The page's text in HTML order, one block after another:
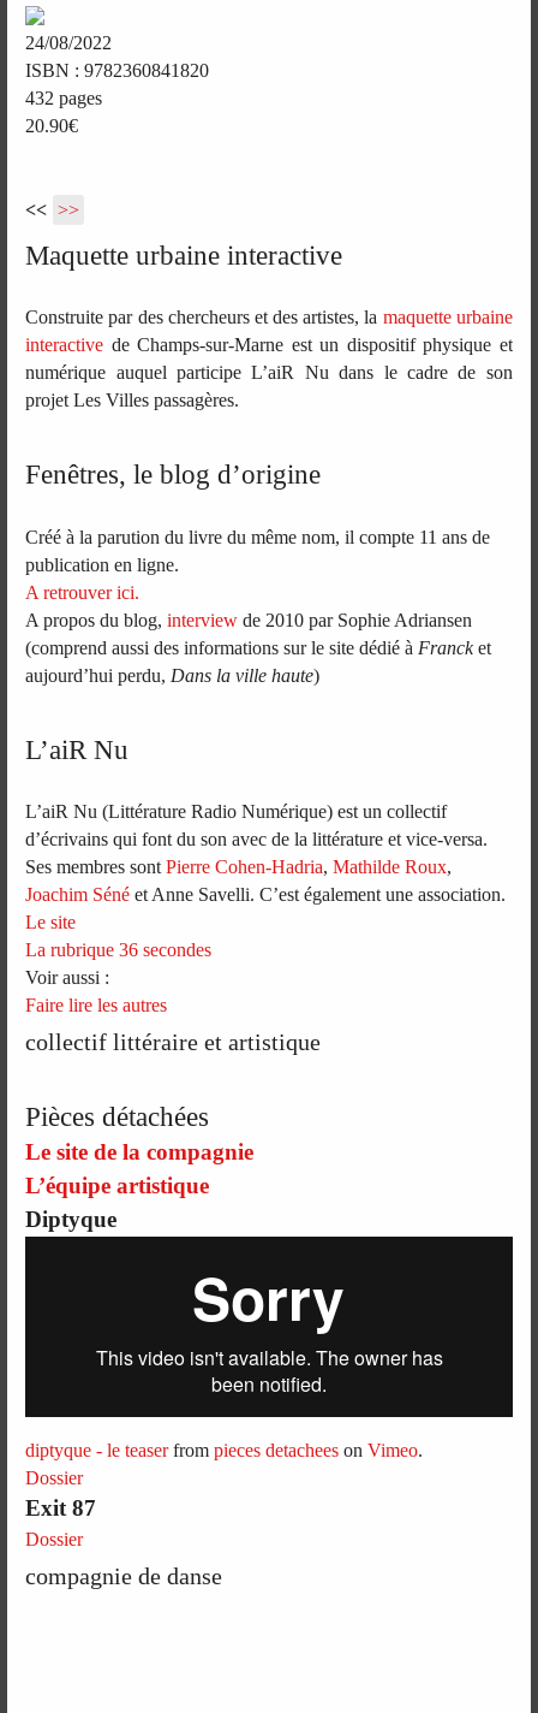
24/08/2022
ISBN : 9782360841820
432 pages
20.90€
<< >>
Maquette urbaine interactive
Construite par des chercheurs et des artistes, la maquette urbaine
interactive de Champs-sur-Marne est un dispositif physique et
numérique auquel participe L’aiR Nu dans le cadre de son
projet Les Villes passagères.
Fenêtres, le blog d’origine
Créé à la parution du livre du même nom, il compte 11 ans de
publication en ligne.
A retrouver ici.
A propos du blog,interview de 2010 par Sophie Adriansen
(comprend aussi des informations sur le site dédié à Francket
aujourd’hui perdu, Dans la ville haute)
L’aiR Nu
L’aiR Nu (Littérature Radio Numérique) est un collectif
d’écrivains qui font du son avec de la littérature et vice-versa.
Ses membres sontPierre Cohen-Hadria,Mathilde Roux,
Joachim Séné et Anne Savelli. C’est également une association.
Le site
La rubrique 36 secondes
Voir aussi :
Faire lire les autres
collectif littéraire et artistique
Pièces détachées
Le site de la compagnie
L’équipe artistique
Diptyque
diptyque - le teaserfrompieces detachees onVimeo.
Dossier
Exit 87
Dossier
compagnie de danse